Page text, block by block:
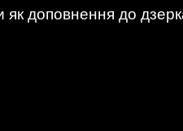
доповнення до